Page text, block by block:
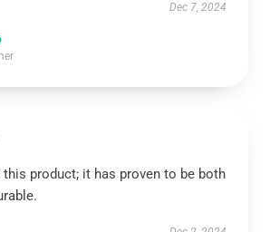
Dec 7, 2024
this product; it has proven to be both